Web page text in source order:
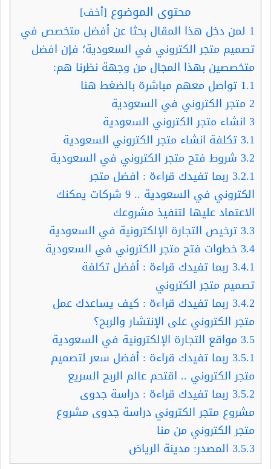
محتوى الموضوع [أخف]
1 لمن دخل هذا المقال بحثا عن أفضل متخصص في
تصميم متجر الكتروني في السعودية؛ فإن افضل
متخصصين بهذا المجال من وجهة نظرنا هم:
1.1 تواصل معهم مباشرة بالضغط هنا
2متجر الكتروني في السعودية
3 انشاء متجر الكتروني السعودية
3.1تكلفة انشاء متجر الكتروني السعودية
3.2 شروط فتح متجر الكتروني في السعودية
3.2.1 ربما تفيدك قراءة : افضل متجر
الكتروني في السعودية .. 9 شركات يمكنك
الاعتماد عليها لتنفيذ مشروعك
3.3ترخيص التجارة الإلكترونية في السعودية
3.4خطوات فتح متجر الكتروني في السعودية
3.4.1 ربما تفيدك قراءة : أفضل تكلفة
تصميم متجر الكتروني
3.4.2 ربما تفيدك قراءة : كيف يساعدك عمل
متجر الكتروني على الإنتشار والربح؟
3.5مواقع التجارة الإلكترونية في السعودية
3.5.1 ربما تفيدك قراءة : أفضل سعر لتصميم
متجر الكتروني .. اقتحم عالم الربح السريع
3.5.2 ربما تفيدك قراءة : دراسة جدوى
مشروع متجر الكتروني دراسة جدوى مشروع
متجر الكتروني من منا
3.5.3 المصدر: مدينة الرياض